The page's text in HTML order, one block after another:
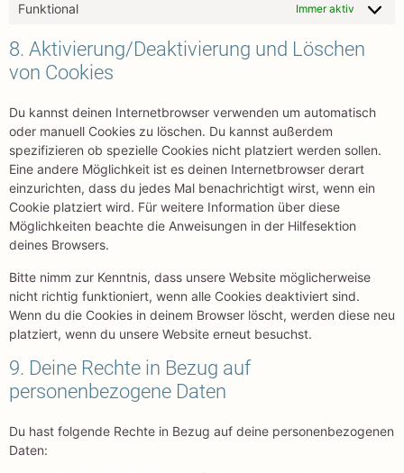
Funktional Immer aktiv
8. Aktivierung/Deaktivierung und Löschen
von Cookies
Du kannst deinen Internetbrowser verwenden um automatisch
oder manuell Cookies zu löschen. Du kannst außerdem
spezifizieren ob spezielle Cookies nicht platziert werden sollen.
Eine andere Möglichkeit ist es deinen Internetbrowser derart
einzurichten, dass du jedes Mal benachrichtigt wirst, wenn ein
Cookie platziert wird. Für weitere Information über diese
Möglichkeiten beachte die Anweisungen in der Hilfesektion
deines Browsers.
Bitte nimm zur Kenntnis, dass unsere Website möglicherweise
nicht richtig funktioniert, wenn alle Cookies deaktiviert sind.
Wenn du die Cookies in deinem Browser löscht, werden diese neu
platziert, wenn du unsere Website erneut besuchst.
9. Deine Rechte in Bezug auf
personenbezogene Daten
Du hast folgende Rechte in Bezug auf deine personenbezogenen
Daten: